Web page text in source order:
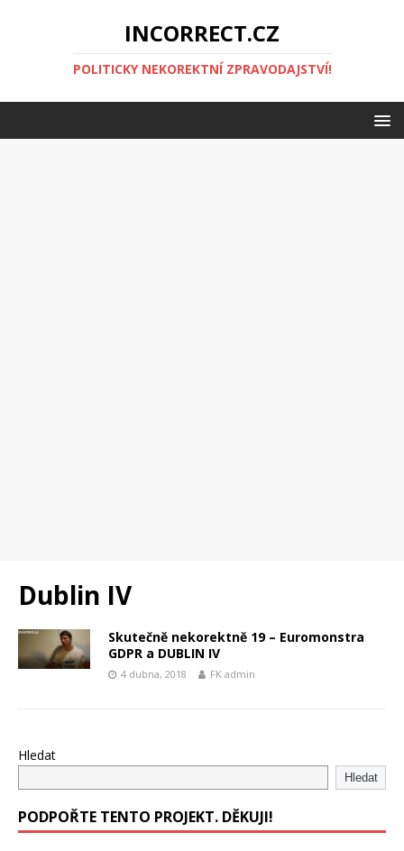
INCORRECT.CZ
POLITICKY NEKOREKTNÍ ZPRAVODAJSTVÍ!
Dublin IV
Skutečně nekorektně 19 – Euromonstra
GDPR a DUBLIN IV
4 dubna, 2018 FK admin
Hledat
Hledat
PODPOŘTE TENTO PROJEKT. DĚKUJI!